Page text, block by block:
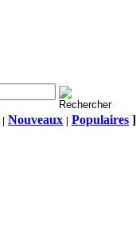
| Nouveaux | Populaires ]